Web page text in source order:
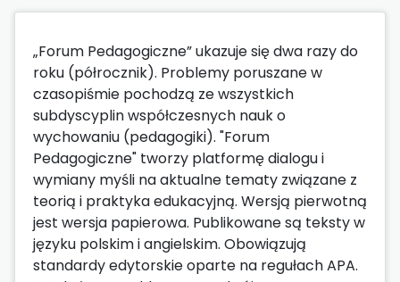
„Forum Pedagogiczne” ukazuje się dwa razy do
roku (półrocznik). Problemy poruszane w
czasopiśmie pochodzą ze wszystkich
subdyscyplin współczesnych nauk o
wychowaniu (pedagogiki). "Forum
Pedagogiczne" tworzy platformę dialogu i
wymiany myśli na aktualne tematy związane z
teorią i praktyka edukacyjną. Wersją pierwotną
jest wersja papierowa. Publikowane są teksty w
języku polskim i angielskim. Obowiązują
standardy edytorskie oparte na regułach APA.